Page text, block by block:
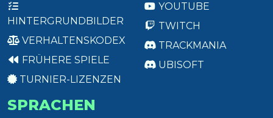
HINTERGRUNDBILDER
VERHALTENSKODEX
FRÜHERE SPIELE
TURNIER-LIZENZEN
YOUTUBE
TWITCH
TRACKMANIA
UBISOFT
SPRACHEN